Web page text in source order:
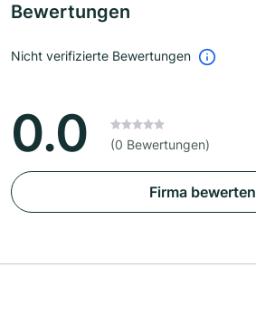
Bewertungen
Nicht verifizierte Bewertungen
0.0 (0 Bewertungen)
Firma bewerten